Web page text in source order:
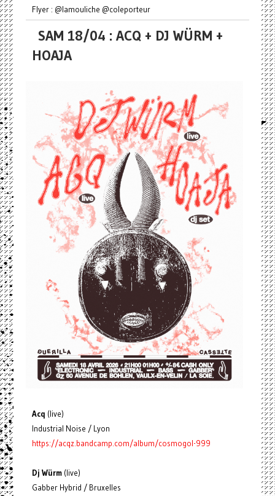
Flyer : @lamouliche @coleporteur
SAM 18/04 : ACQ + DJ WÜRM +
HOAJA
Acq (live)
Industrial Noise / Lyon
https://acqz.bandcamp.com/album/cosmogol-999
Dj Würm(live)
Gabber Hybrid / Bruxelles